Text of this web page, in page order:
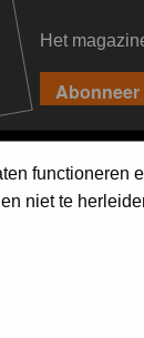
Het
functioneren
niet te